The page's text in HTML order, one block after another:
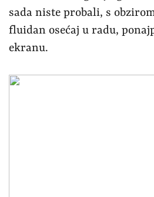
sada niste probali, s
fluidan osećaj u radu,
ekranu.